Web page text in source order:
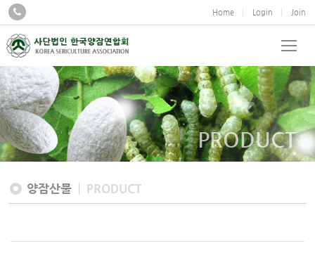
Home Login Join
PRODUCT
양잠산물 PRODUCT